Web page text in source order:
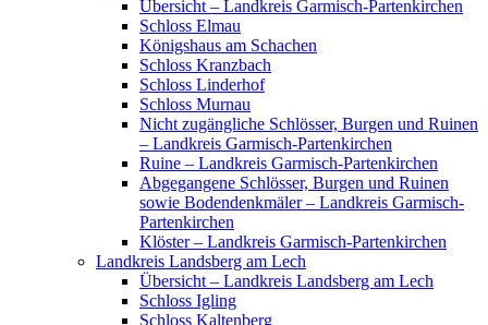
Übersicht – Landkreis Garmisch-Partenkirchen
Schloss Elmau
Königshaus am Schachen
Schloss Kranzbach
Schloss Linderhof
Schloss Murnau
Nicht zugängliche Schlösser, Burgen und Ruinen
– Landkreis Garmisch-Partenkirchen
Ruine – Landkreis Garmisch-Partenkirchen
Abgegangene Schlösser, Burgen und Ruinen
sowie Bodendenkmäler – Landkreis Garmisch-
Partenkirchen
Klöster – Landkreis Garmisch-Partenkirchen
Landkreis Landsberg am Lech
Übersicht – Landkreis Landsberg am Lech
Schloss Igling
Schloss Kaltenberg